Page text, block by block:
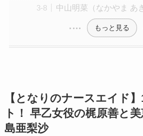
中山明菜（なかやま あ
もっと見る
【となりのナースエイド
ト！ 早乙女役の梶原善と
島亜梨沙